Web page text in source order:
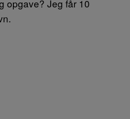
opgave? Jeg får 10